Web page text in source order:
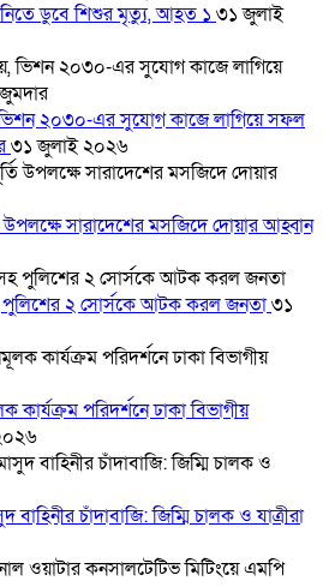
ডুবে শিশুর মৃত্যু, আহত ১ ৩১ জুলাই
ভিশন ২০৩০-এর সুযোগ কাজে লাগিয়ে সফল
৩১ জুলাই ২০২৬
উপলক্ষে সারাদেশের মসজিদে দোয়ার আহ্বান
পুলিশের ২ সোর্সকে আটক করল জনতা৩১
কার্যক্রম পরিদর্শনে ঢাকা বিভাগীয়
বাহিনীর চাঁদাবাজি: জিম্মি চালক ও যাত্রীরা